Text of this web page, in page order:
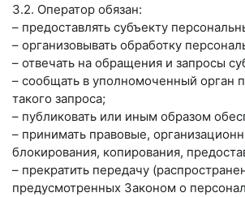
3.2. Оператор обязан:
– предоставлять субъекту
– организовывать обработку
– отвечать на обращения и запросы
– сообщать в уполномоченный орган
такого запроса;
– публиковать или иным образом
– принимать правовые,
блокирования, копирования,
– прекратить передачу
предусмотренных Законом о